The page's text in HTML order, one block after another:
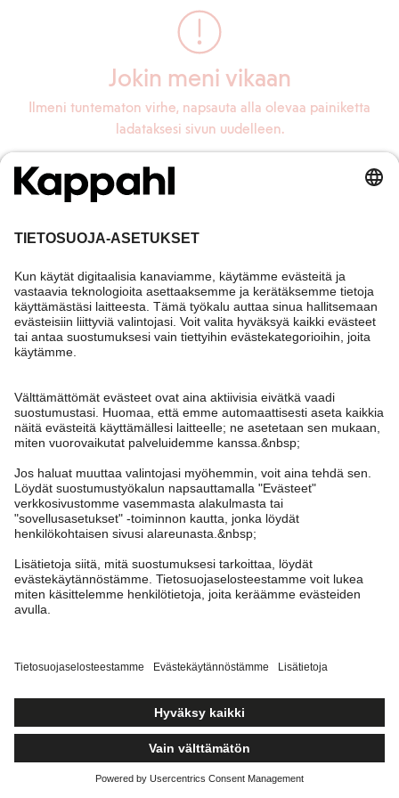
Jokin meni vikaan
Ilmeni tuntematon virhe, napsauta alla olevaa painiketta
ladataksesi sivun uudelleen.
Lataa sivu uudelleen